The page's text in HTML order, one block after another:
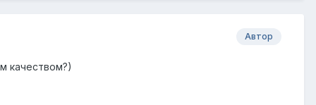
Автор
качеством?)